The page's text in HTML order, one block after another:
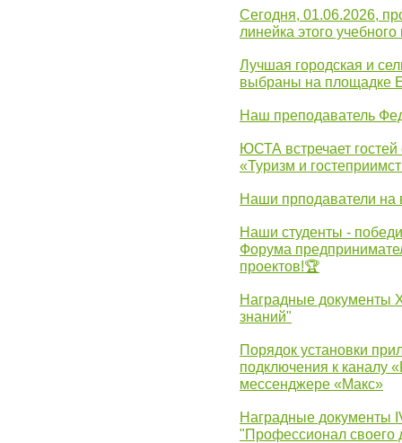
Сегодня, 01.06.2026,
линейка этого учебного
Лучшая городская и
выбраны на площадке
Наш преподаватель
ЮСТА встречает гостей
«Туризм и
Наши прподаватели
Наши студенты -
Форума
проектов!🏆
Наградные документы
знаний"
Порядок установки
подключения к каналу
мессенджере «Макс»
Наградные документы
"Профессионал своего